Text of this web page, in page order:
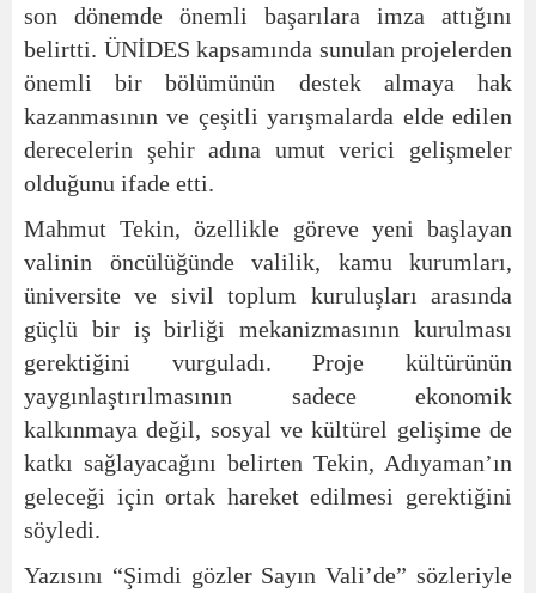
son dönemde önemli başarılara imza attığını
belirtti. ÜNİDES kapsamında sunulan projelerden
önemli bir bölümünün destek almaya hak
kazanmasının ve çeşitli yarışmalarda elde edilen
derecelerin şehir adına umut verici gelişmeler
olduğunu ifade etti.
Mahmut Tekin, özellikle göreve yeni başlayan
valinin öncülüğünde valilik, kamu kurumları,
üniversite ve sivil toplum kuruluşları arasında
güçlü bir iş birliği mekanizmasının kurulması
gerektiğini vurguladı. Proje kültürünün
yaygınlaştırılmasının sadece ekonomik
kalkınmaya değil, sosyal ve kültürel gelişime de
katkı sağlayacağını belirten Tekin, Adıyaman’ın
geleceği için ortak hareket edilmesi gerektiğini
söyledi.
Yazısını “Şimdi gözler Sayın Vali’de” sözleriyle